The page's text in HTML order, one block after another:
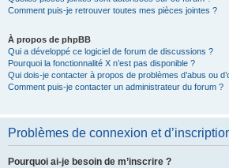
Comment puis-je retrouver toutes mes pièces jointes ?
À propos de phpBB
Qui a développé ce logiciel de forum de discussions ?
Pourquoi la fonctionnalité X n’est pas disponible ?
Qui dois-je contacter à propos de problèmes d’abus ou
Comment puis-je contacter un administrateur du forum ?
Problèmes de connexion et
Pourquoi ai-je besoin de m’inscrire ?